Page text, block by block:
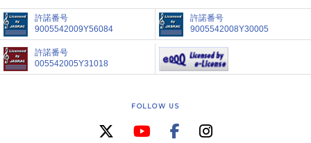
許諾番号
9005542009Y56084
許諾番号
9005542008Y30005
許諾番号
005542005Y31018
FOLLOW US